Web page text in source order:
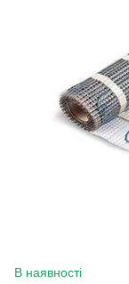
В наявності